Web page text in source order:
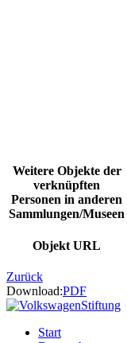
Weitere Objekte der
verknüpften
Personen in anderen
Sammlungen/Museen
Objekt URL
Zurück
Download:PDF
Start